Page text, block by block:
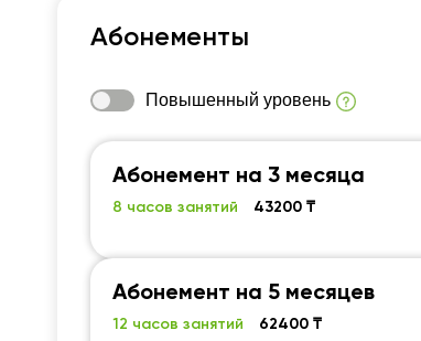
Абонементы
Повышенный уровень
Абонемент на 3 месяца
8 часов занятий 43200 ₸
Абонемент на 5 месяцев
12 часов занятий 62400 ₸